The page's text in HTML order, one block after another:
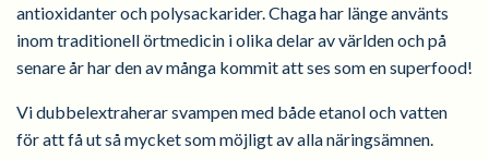
antioxidanter och polysackarider. Chaga har länge använts
inom traditionell örtmedicin i olika delar av världen och på
senare år har den av många kommit att ses som en superfood!
Vi dubbelextraherar svampen med både etanol och vatten
för att få ut så mycket som möjligt av alla näringsämnen.